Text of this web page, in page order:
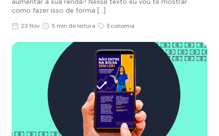
como fazer isso de forma […]
23 Nov 5 min de leitura Economia